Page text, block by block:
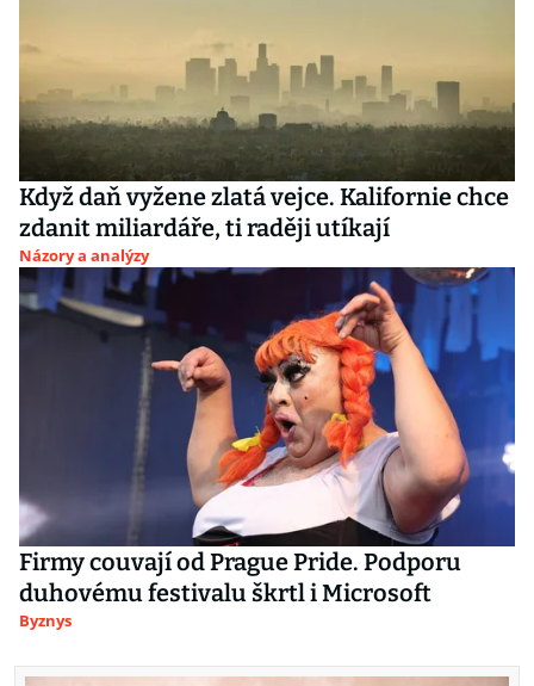
Když daň vyžene zlatá vejce. Kalifornie chce
zdanit miliardáře, ti raději utíkají
Názory a analýzy
Firmy couvají od Prague Pride. Podporu
duhovému festivalu škrtl i Microsoft
Byznys